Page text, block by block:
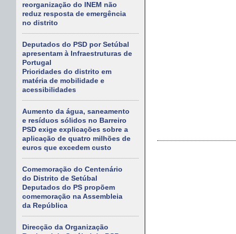
reorganização do INEM não
reduz resposta de emergência
no distrito
Deputados do PSD por Setúbal
apresentam à Infraestruturas de
Portugal
Prioridades do distrito em
matéria de mobilidade e
acessibilidades
Aumento da água, saneamento
e resíduos sólidos no Barreiro
PSD exige explicações sobre a
aplicação de quatro milhões de
euros que excedem custo
Comemoração do Centenário
do Distrito de Setúbal
Deputados do PS propõem
comemoração na Assembleia
da República
Direcção da Organização